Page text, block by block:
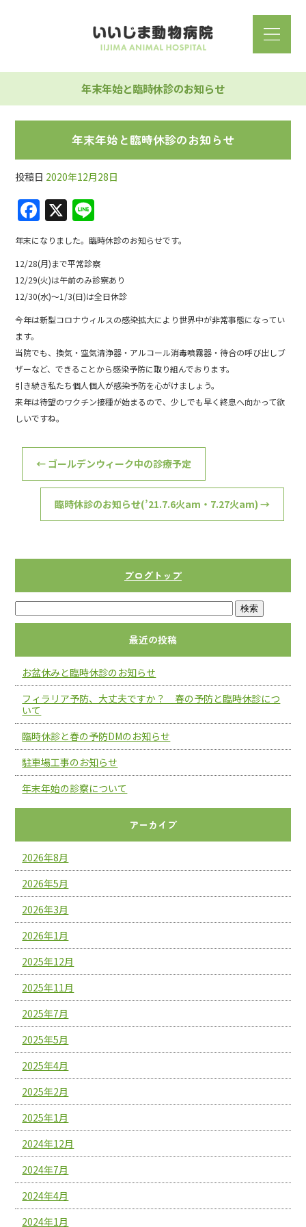
年末年始と臨時休診のお知らせ
年末年始と臨時休診のお知らせ
投稿日 2020年12月28日
F
a
c
e
b
o
o
k
X
n
e
年末になりました。臨時休診のお知らせです。
12/28(月)まで平常診察
12/29(火)は午前のみ診察あり
12/30(水)～1/3(日)は全日休診
今年は新型コロナウィルスの感染拡大により世界中が非常事態になってい
ます。
当院でも、換気・空気清浄器・アルコール消毒噴霧器・待合の呼び出しブ
ザーなど、できることから感染予防に取り組んでおります。
引き続き私たち個人個人が感染予防を心がけましょう。
来年は待望のワクチン接種が始まるので、少しでも早く終息へ向かって欲
しいですね。
← ゴールデンウィーク中の診療予定
臨時休診のお知らせ(’21.7.6火am・7.27火am) →
ブログトップ
最近の投稿
お盆休みと臨時休診のお知らせ
フィラリア予防、大丈夫ですか？ 春の予防と臨時休診につ
いて
臨時休診と春の予防DMのお知らせ
駐車場工事のお知らせ
年末年始の診察について
アーカイブ
2026年8月
2026年5月
2026年3月
2026年1月
2025年12月
2025年11月
2025年7月
2025年5月
2025年4月
2025年2月
2025年1月
2024年12月
2024年7月
2024年4月
2024年1月